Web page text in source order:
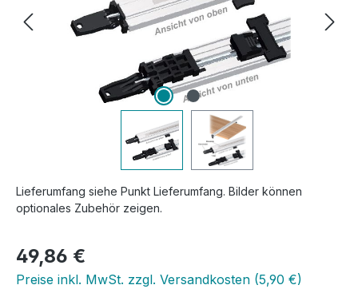
Lieferumfang siehe Punkt Lieferumfang. Bilder können
optionales Zubehör zeigen.
Regulärer Preis:
49,86 €
Preise inkl. MwSt. zzgl. Versandkosten (5,90 €)